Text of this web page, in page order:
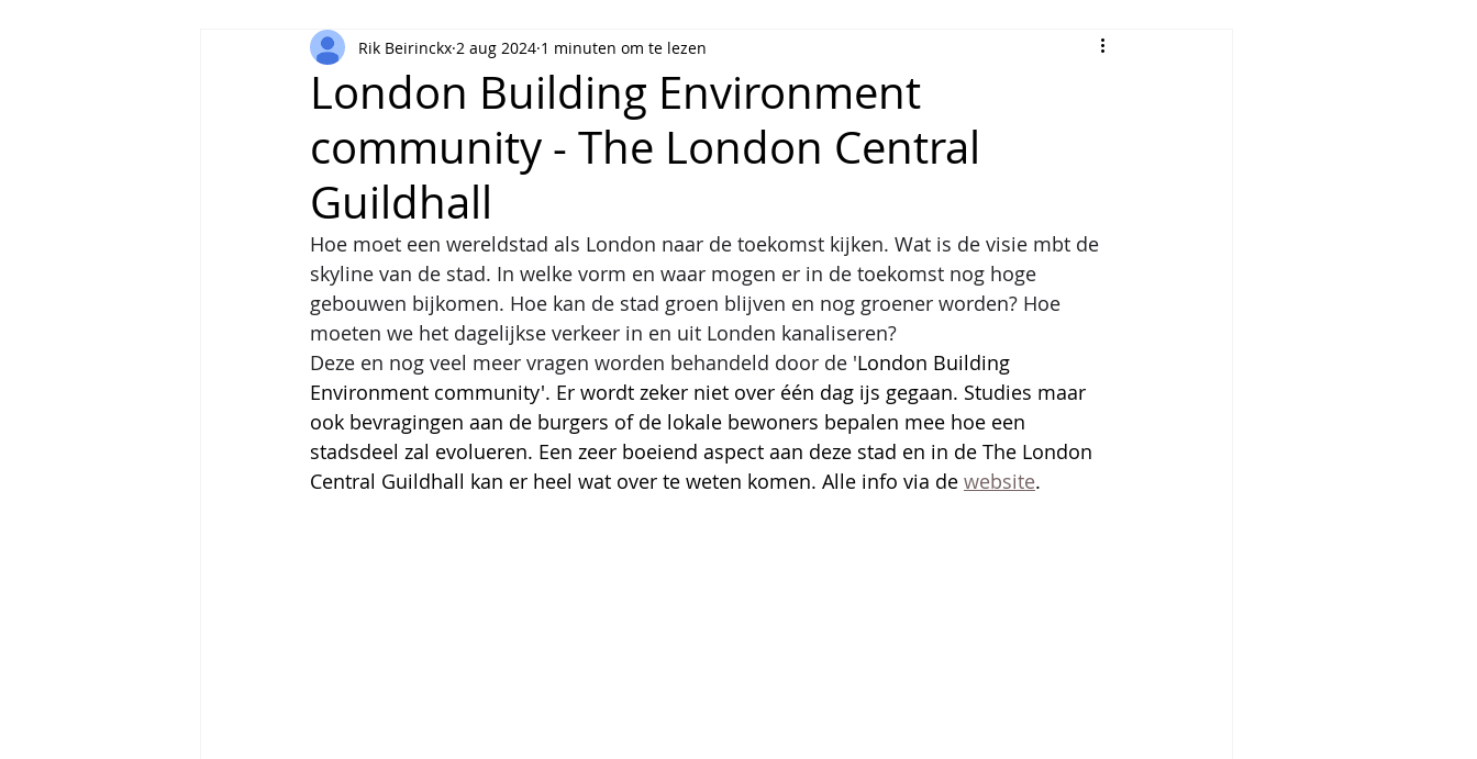
London Building Environment
community - The London Central
Guildhall
Rik Beirinckx 2 aug 2024 1 minuten om te lezen
Hoe moet een wereldstad als London naar de toekomst kijken. Wat is de visie mbt de
skyline van de stad. In welke vorm en waar mogen er in de toekomst nog hoge
gebouwen bijkomen. Hoe kan de stad groen blijven en nog groener worden? Hoe
moeten we het dagelijkse verkeer in en uit Londen kanaliseren?
Deze en nog veel meer vragen worden behandeld door de 'London Building
Environment community'. Er wordt zeker niet over één dag ijs gegaan. Studies maar
ook bevragingen aan de burgers of de lokale bewoners bepalen mee hoe een
stadsdeel zal evolueren. Een zeer boeiend aspect aan deze stad en in de The London
Central Guildhall kan er heel wat over te weten komen. Alle info via de website.